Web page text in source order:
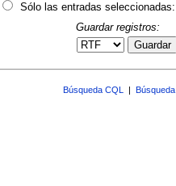
Sólo las entradas seleccionadas:
Guardar registros:
Guardar
Búsqueda CQL